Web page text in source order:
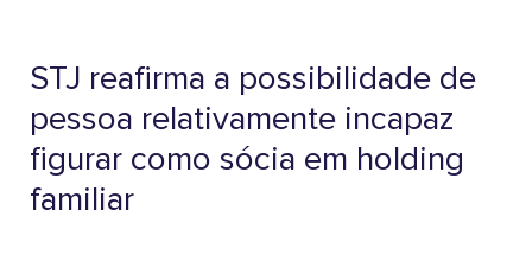
STJ reafirma a possibilidade de
pessoa relativamente incapaz
figurar como sócia em holding
familiar